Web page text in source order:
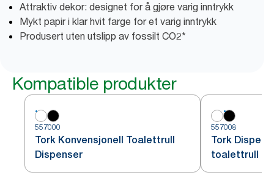
Attraktiv dekor: designet for å gjøre varig inntrykk
Mykt papir i klar hvit farge for et varig inntrykk
Produsert uten utslipp av fossilt CO2*
Kompatible produkter
557000
Tork Konvensjonell Toalettrull
Dispenser
557008
Tork
toalettrull